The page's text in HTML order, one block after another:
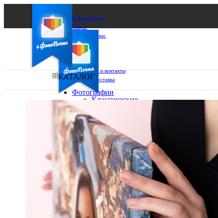
О ФотоПочте
Акции
Сделаем за вас
Бизнесу
FAQ
Франшиза
Поддержка и контакты
Оплата и доставка
Ваш город:
Ваш регион доставки
Выберите из списка:
КАТАЛОГ
Фотографии
Классические
13х18
15х15
15х20
20х20
20х30
30х30
30х40
А4
Фото
в